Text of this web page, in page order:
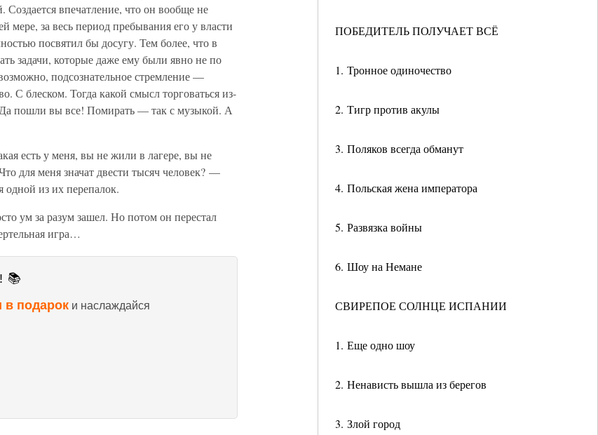
ПОБЕДИТЕЛЬ ПОЛУЧАЕТ ВСЁ
1. Тронное одиночество
2. Тигр против акулы
3. Поляков всегда обманут
4. Польская жена императора
5. Развязка войны
6. Шоу на Немане
СВИРЕПОЕ СОЛНЦЕ ИСПАНИИ
1. Еще одно шоу
2. Ненависть вышла из берегов
3. Злой город
Создается впечатление, что он вообще не
мере, за весь период пребывания его у власти
посвятил бы досугу. Тем более, что в
задачи, которые даже ему были явно не по
подсознательное стремление —
С блеском. Тогда какой смысл торговаться из-
пошли вы все! Помирать — так с музыкой. А
есть у меня, вы не жили в лагере, вы не
для меня значат двести тысяч человек? —
одной из их перепалок.
ум за разум зашел. Но потом он перестал
игра…
📚
в подарок и наслаждайся